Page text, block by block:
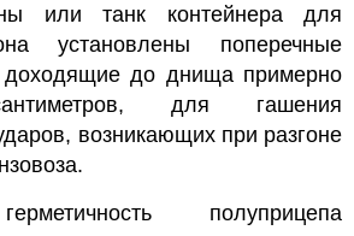
или танк контейнера для
установлены поперечные
доходящие до днища примерно
для гашения
возникающих при разгоне
полуприцепа